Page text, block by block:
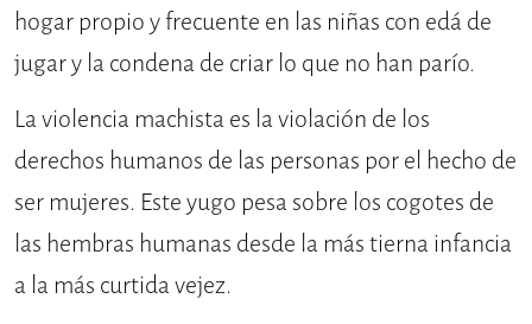
hogar propio y frecuente en las niñas con edá de
jugar y la condena de criar lo que no han parío.
La violencia machista es la violación de los
derechos humanos de las personas por el hecho de
ser mujeres. Este yugo pesa sobre los cogotes de
las hembras humanas desde la más tierna infancia
a la más curtida vejez.